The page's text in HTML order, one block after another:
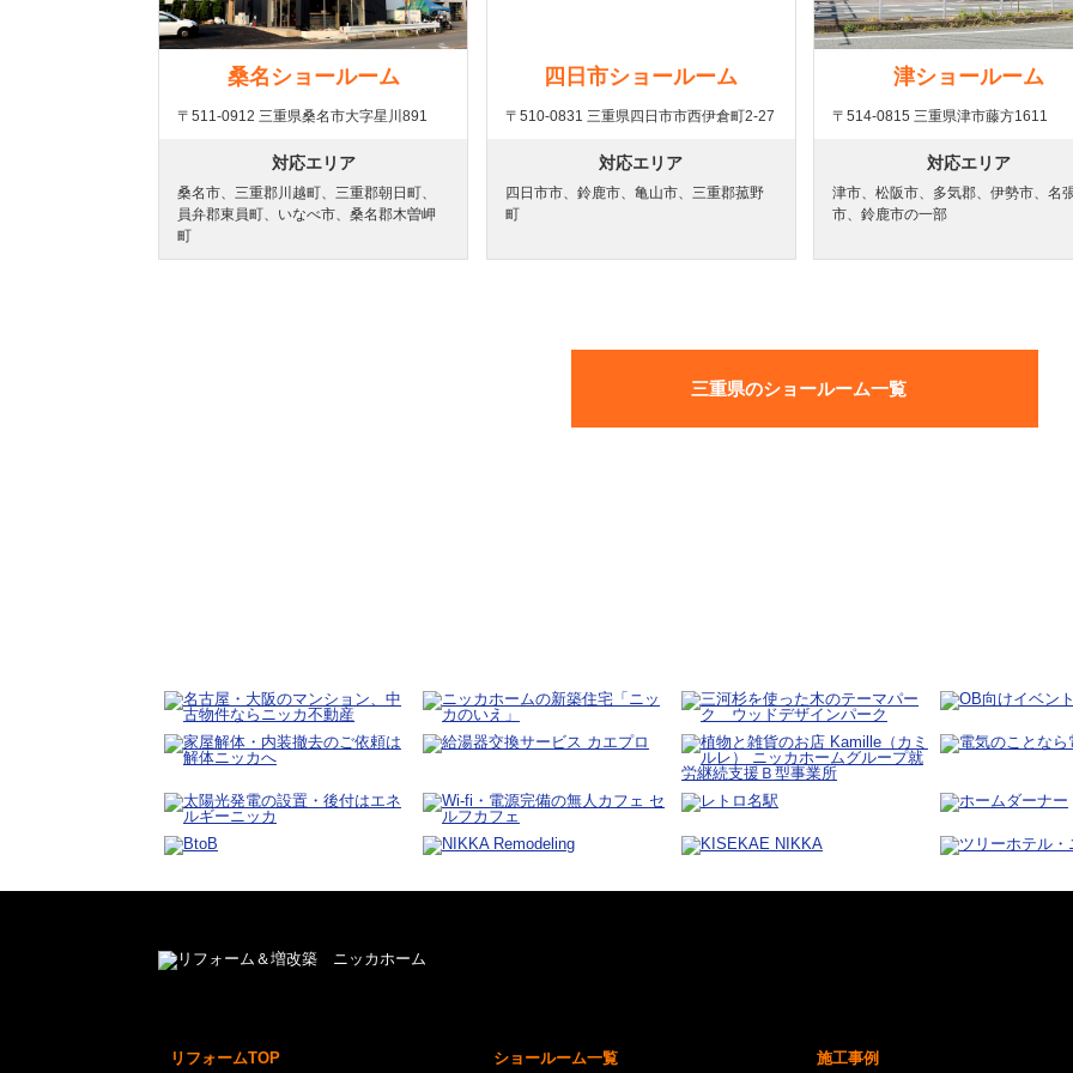
桑名ショールーム
〒511-0912 三重県桑名市大字星川891
対応エリア
桑名市、三重郡川越町、三重郡朝日町、
員弁郡東員町、いなべ市、桑名郡木曽岬
町
四日市ショールーム
〒510-0831 三重県四日市市西伊倉町2-27
対応エリア
四日市市、鈴鹿市、亀山市、三重郡菰野
町
津ショールーム
〒514-0815 三重県津市藤方1611
対応エリア
津市、松阪市、多気郡、伊勢市、名
市、鈴鹿市の一部
三重県のショールーム一覧
リフォームTOP ショールーム一覧 施工事例